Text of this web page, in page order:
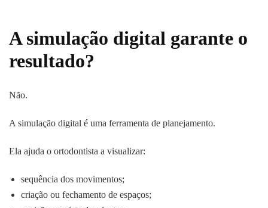
A simulação digital garante o
resultado?
Não.
A simulação digital é uma ferramenta de planejamento.
Ela ajuda o ortodontista a visualizar:
sequência dos movimentos;
criação ou fechamento de espaços;